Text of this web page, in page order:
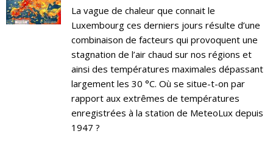
La vague de chaleur que connait le
Luxembourg ces derniers jours résulte d’une
combinaison de facteurs qui provoquent une
stagnation de l’air chaud sur nos régions et
ainsi des températures maximales dépassant
largement les 30 °C. Où se situe-t-on par
rapport aux extrêmes de températures
enregistrées à la station de MeteoLux depuis
1947 ?